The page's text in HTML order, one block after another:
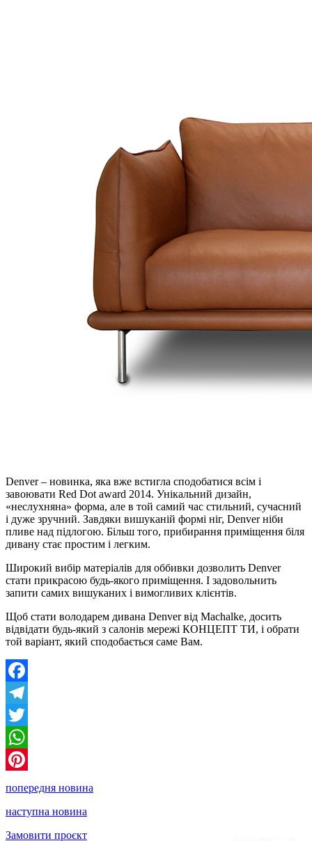
Denver – новинка, яка вже встигла сподобатися всім і
завоювати Red Dot award 2014. Унікальний дизайн,
«неслухняна» форма, але в той самий час стильний, сучасний
і дуже зручний. Завдяки вишуканій формі ніг, Denver ніби
пливе над підлогою. Більш того, прибирання приміщення біля
дивану стає простим і легким.
Широкий вибір матеріалів для оббивки дозволить Denver
стати прикрасою будь-якого приміщення. І задовольнить
запити самих вишуканих і вимогливих клієнтів.
Щоб стати володарем дивана Denver від Machalke, досить
відвідати будь-який з салонів мережі КОНЦЕПТ ТИ, і обрати
той варіант, який сподобається саме Вам.
Facebook
Telegram
Twitter
WhatsApp
попередня новина
наступна новина
Замовити проєкт